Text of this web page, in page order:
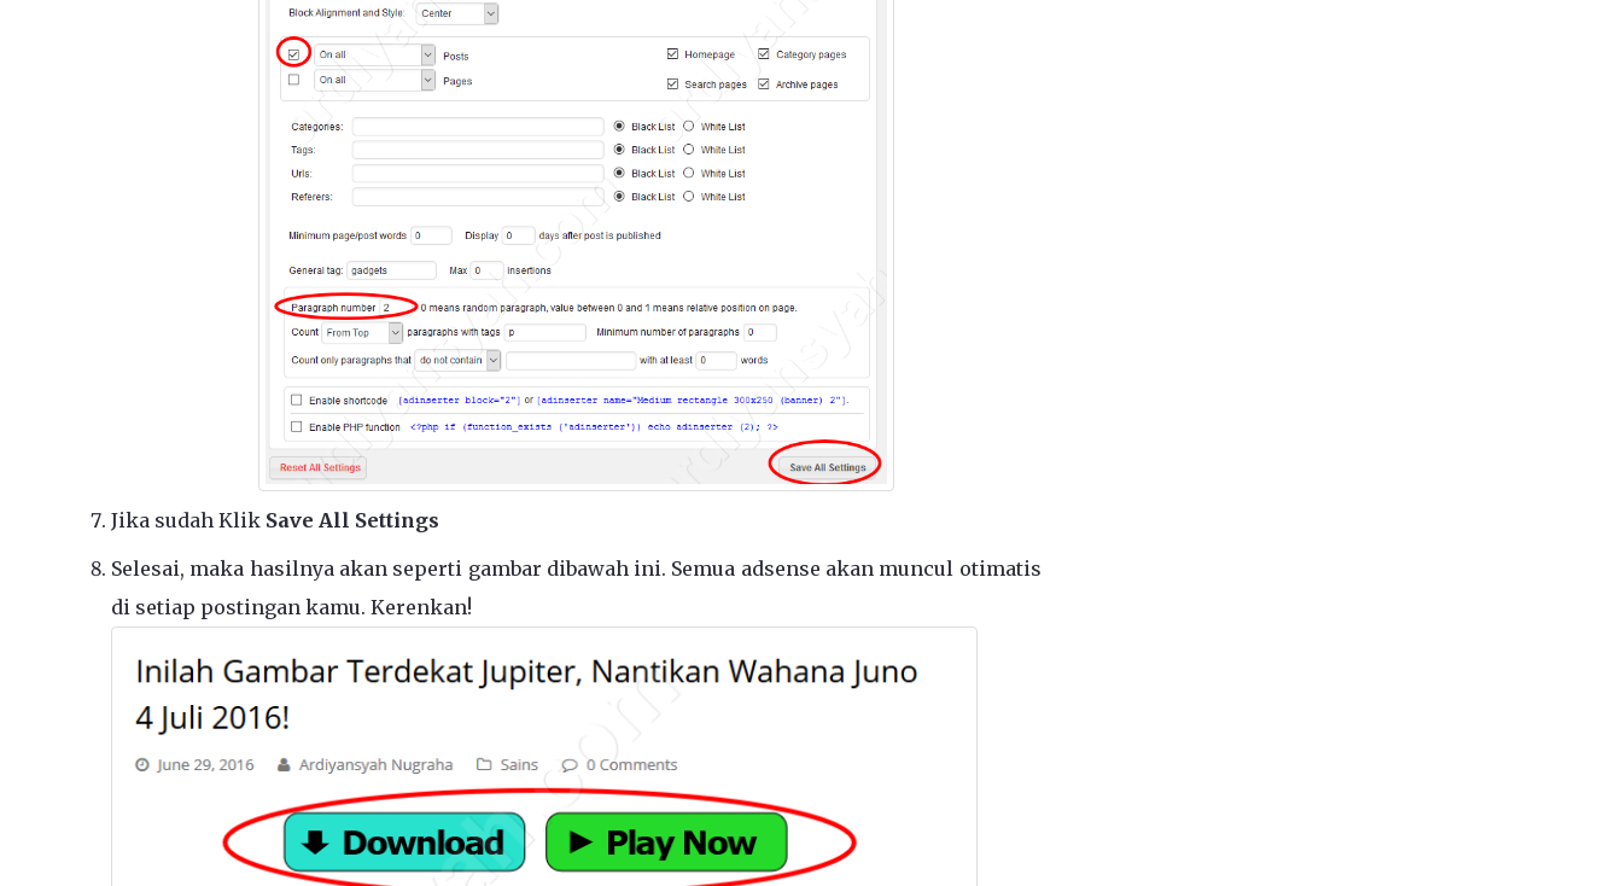
Jika sudah Klik Save All Settings
Selesai, maka hasilnya akan seperti gambar dibawah ini. Semua adsense akan muncul otimatis
di setiap postingan kamu. Kerenkan!